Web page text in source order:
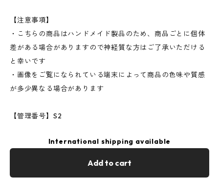
【注意事項】
・こちらの商品はハンドメイド製品のため、商品ごとに個体
差がある場合がありますので神経質な方はご了承いただける
と幸いです
・画像をご覧になられている端末によって商品の色味や質感
が多少異なる場合があります
【管理番号】S2
International shipping available
Add to cart